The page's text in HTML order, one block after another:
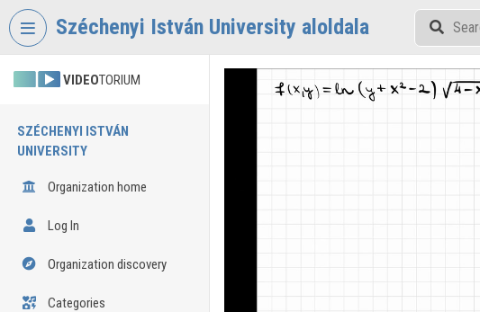
Skip header
Széchenyi István University aloldala
VIDEOTORIUM
SZÉCHENYI ISTVÁN
UNIVERSITY
Organization home
Log In
Organization discovery
Categories